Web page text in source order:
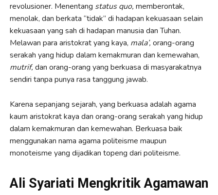
revolusioner. Menentang status quo, memberontak,
menolak, dan berkata “tidak” di hadapan kekuasaan selain
kekuasaan yang sah di hadapan manusia dan Tuhan.
Melawan para aristokrat yang kaya, mala’, orang-orang
serakah yang hidup dalam kemakmuran dan kemewahan,
mutrif,dan orang-orang yang berkuasa di masyarakatnya
sendiri tanpa punya rasa tanggung jawab.
Karena sepanjang sejarah, yang berkuasa adalah agama
kaum aristokrat kaya dan orang-orang serakah yang hidup
dalam kemakmuran dan kemewahan. Berkuasa baik
menggunakan nama agama politeisme maupun
monoteisme yang dijadikan topeng dari politeisme.
Ali Syariati Mengkritik Agamawan